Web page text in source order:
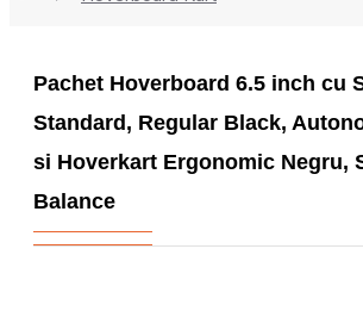
Pachet Hoverboard 6.5 inch cu
Standard, Regular Black,
si Hoverkart Ergonomic Negru,
Balance